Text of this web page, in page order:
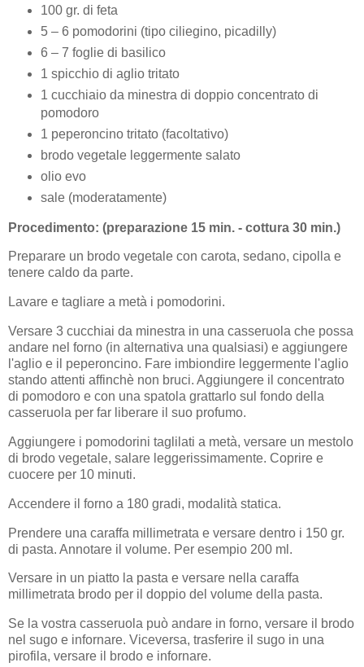
100 gr. di feta
5 – 6 pomodorini (tipo ciliegino, picadilly)
6 – 7 foglie di basilico
1 spicchio di aglio tritato
1 cucchiaio da minestra di doppio concentrato di
pomodoro
1 peperoncino tritato (facoltativo)
brodo vegetale leggermente salato
olio evo
sale (moderatamente)
Procedimento: (preparazione 15 min. - cottura 30 min.)
Preparare un brodo vegetale con carota, sedano, cipolla e
tenere caldo da parte.
Lavare e tagliare a metà i pomodorini.
Versare 3 cucchiai da minestra in una casseruola che possa
andare nel forno (in alternativa una qualsiasi) e aggiungere
l'aglio e il peperoncino. Fare imbiondire leggermente l'aglio
stando attenti affinchè non bruci. Aggiungere il concentrato
di pomodoro e con una spatola grattarlo sul fondo della
casseruola per far liberare il suo profumo.
Aggiungere i pomodorini taglilati a metà, versare un mestolo
di brodo vegetale, salare leggerissimamente. Coprire e
cuocere per 10 minuti.
Accendere il forno a 180 gradi, modalità statica.
Prendere una caraffa millimetrata e versare dentro i 150 gr.
di pasta. Annotare il volume. Per esempio 200 ml.
Versare in un piatto la pasta e versare nella caraffa
millimetrata brodo per il doppio del volume della pasta.
Se la vostra casseruola può andare in forno, versare il brodo
nel sugo e infornare. Viceversa, trasferire il sugo in una
pirofila, versare il brodo e infornare.